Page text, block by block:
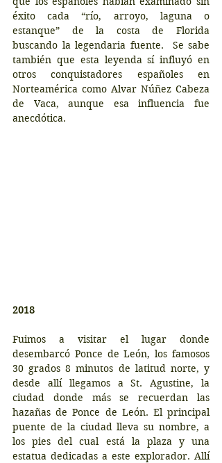
éxito cada “río, arroyo, laguna o
estanque” de la costa de Florida
buscando la legendaria fuente. ​ Se sabe
también que esta leyenda sí influyó en
otros conquistadores españoles en
Norteamérica como Alvar Núñez Cabeza
de Vaca, aunque esa influencia fue
anecdótica.
2018
Fuimos a visitar el lugar donde
desembarcó Ponce de León, los famosos
30 grados 8 minutos de latitud norte, y
desde allí llegamos a St. Agustine, la
ciudad donde más se recuerdan las
hazañas de Ponce de León. El principal
puente de la ciudad lleva su nombre, a
los pies del cual está la plaza y una
estatua dedicadas a este explorador. Allí